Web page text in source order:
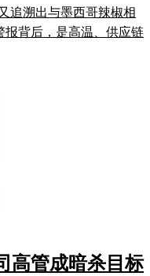
追溯出与墨西哥辣椒相
报背后，是高温、供应链
高管成暗杀目标